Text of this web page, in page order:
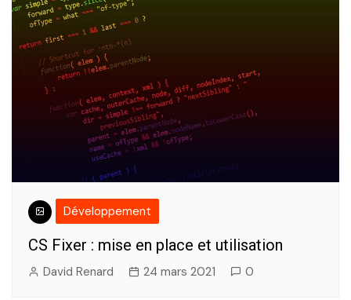
Développement
CS Fixer : mise en place et utilisation
David Renard 24 mars 2021 0